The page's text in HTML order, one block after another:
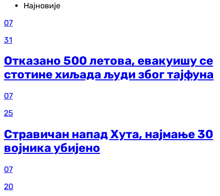
Најновије
07
31
Отказано 500 летова, евакуишу се
стотине хиљада људи због тајфуна
07
25
Стравичан напад Хута, најмање 30
војника убијено
07
20